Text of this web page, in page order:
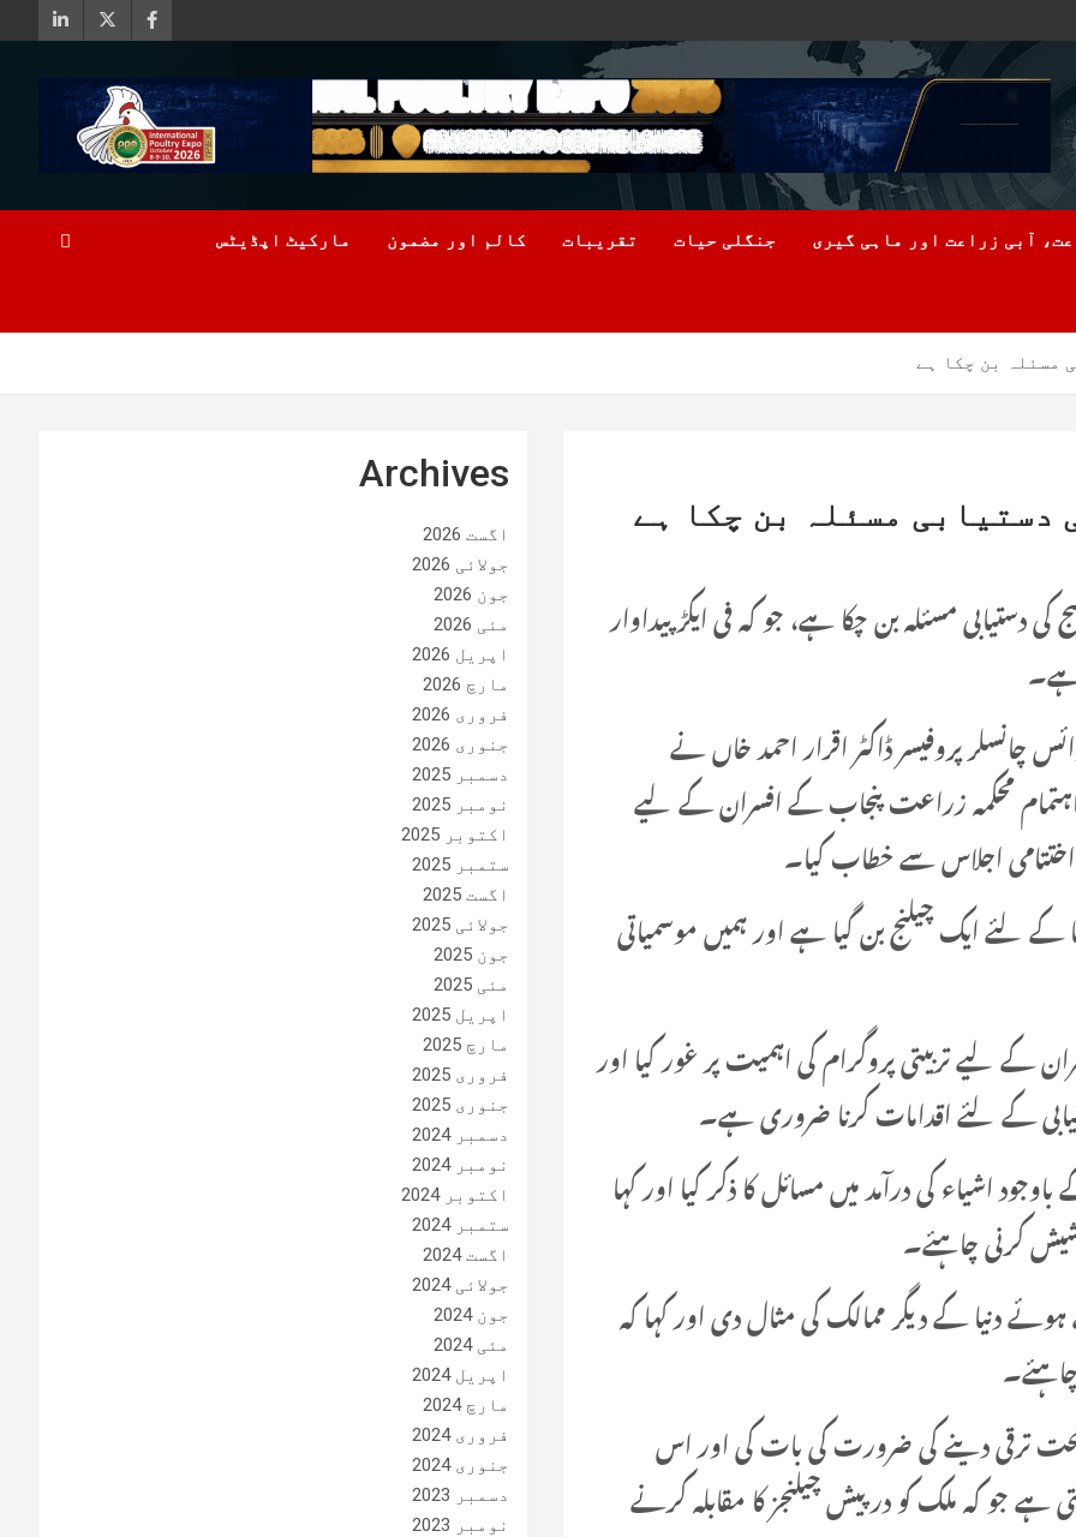
آبی زراعت اور ماہی گیری جنگلی حیات تقریبات کالم اور مضمون مارکیٹ اپڈیٹس
مسئلہ بن چکا ہے
دستیابی مسئلہ بن چکا ہے
کو معیاری بیج کی دستیابی مسئلہ بن چکا ہے، جو کہ فی ایکڑ پیداوار
چانسلر پروفیسر ڈاکٹر اقرار احمد خاں نے
محکمہ زراعت پنجاب کے افسران کے لیے
کے لئے ایک چیلنج بن گیا ہے اور ہمیں موسمیاتی
کے لیے تربیتی پروگرام کی اہمیت پر غور کیا اور
کے لئے اقدامات کرنا ضروری ہے۔
اشیاء کی درآمد میں مسائل کا ذکر کیا اور کہا
کرنی چاہئے۔
ہوئے دنیا کے دیگر ممالک کی مثال دی اور کہا کہ
ترقی دینے کی ضرورت کی بات کی اور اس
جو کہ ملک کو درپیش چیلنجز کا مقابلہ کرنے
Archives
اگست 2026
جولائی 2026
جون 2026
مئی 2026
اپریل 2026
مارچ 2026
فروری 2026
جنوری 2026
دسمبر 2025
نومبر 2025
اکتوبر 2025
ستمبر 2025
اگست 2025
جولائی 2025
جون 2025
مئی 2025
اپریل 2025
مارچ 2025
فروری 2025
جنوری 2025
دسمبر 2024
نومبر 2024
اکتوبر 2024
ستمبر 2024
اگست 2024
جولائی 2024
جون 2024
مئی 2024
اپریل 2024
مارچ 2024
فروری 2024
جنوری 2024
دسمبر 2023
نومبر 2023